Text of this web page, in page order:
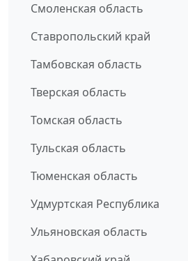
Смоленская область
Ставропольский край
Тамбовская область
Тверская область
Томская область
Тульская область
Тюменская область
Удмуртская Республика
Ульяновская область